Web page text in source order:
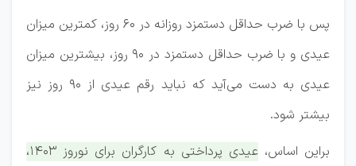
پس با ضرب حداقل دستمزد روزانه در ۶۰ روز، کمترین میزان
عیدی و با ضرب حداقل دستمزد در ۹۰ روز، بیشترین میزان
عیدی به دست می‌آید که نباید رقم عیدی از ۹۰ روز نیز
بیشتر شود.
براین اساس،
عیدی پرداختی به کارگران برای نوروز ۱۴۰۳،